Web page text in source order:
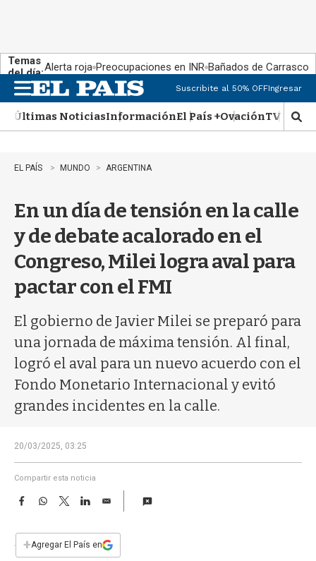
Temas
del día:Alerta roja Preocupaciones en INR Bañados de Carrasco
n
u
Suscribite al 50% OFFIngresar
Últimas NoticiasInformaciónEl País +OvaciónTV Show
M
o
r
b
a
EL PAÍS MUNDO ARGENTINA
En un día de tensión en la calle
y de debate acalorado en el
Congreso, Milei logra aval para
pactar con el FMI
El gobierno de Javier Milei se preparó para
una jornada de máxima tensión. Al final,
logró el aval para un nuevo acuerdo con el
Fondo Monetario Internacional y evitó
grandes incidentes en la calle.
20/03/2025, 03:25
Compartir esta noticia
F
e
b
W
s
T
w
t
L
E
i
l
+Agregar El País en